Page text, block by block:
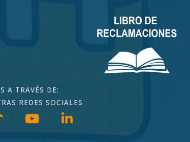
A TRAVÉS DE:
REDES SOCIALES